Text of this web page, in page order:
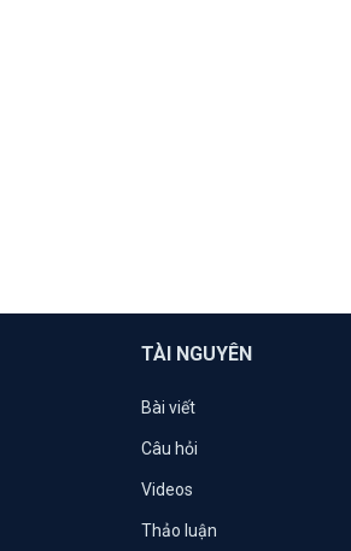
TÀI NGUYÊN
Bài viết
Câu hỏi
Videos
Thảo luận